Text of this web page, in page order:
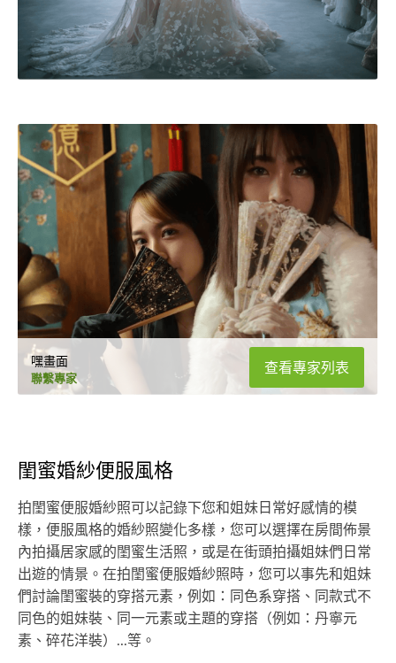
嘿畫面
聯繫專家
查看專家列表
閨蜜婚紗便服風格
拍閨蜜便服婚紗照可以記錄下您和姐妹日常好感情的模
樣，便服風格的婚紗照變化多樣，您可以選擇在房間佈景
內拍攝居家感的閨蜜生活照，或是在街頭拍攝姐妹們日常
出遊的情景。在拍閨蜜便服婚紗照時，您可以事先和姐妹
們討論閨蜜裝的穿搭元素，例如：同色系穿搭、同款式不
同色的姐妹裝、同一元素或主題的穿搭（例如：丹寧元
素、碎花洋裝）...等。